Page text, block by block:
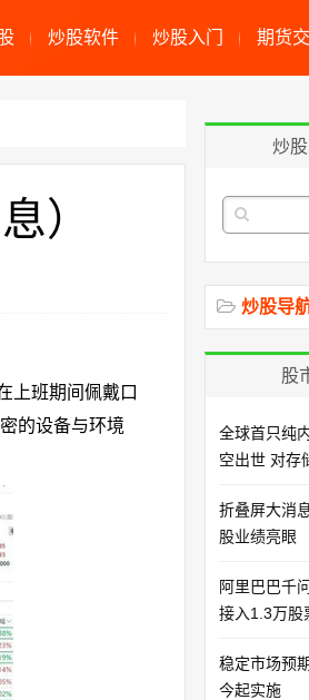
炒股软件 炒股入门 期货
）
上班期间佩戴口
的设备与环境
炒
炒股导
股
全球首只纯
空出世 对存
折叠屏大消
股业绩亮眼
阿里巴巴千
接入1.3万股
稳定市场预
今起实施